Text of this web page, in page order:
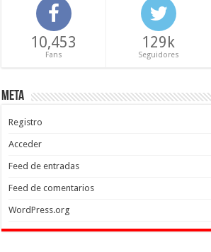
10,453
Fans
129k
Seguidores
Meta
Registro
Acceder
Feed de entradas
Feed de comentarios
WordPress.org